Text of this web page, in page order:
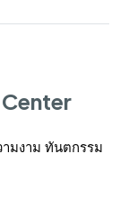
มงาม ทันตกรรม